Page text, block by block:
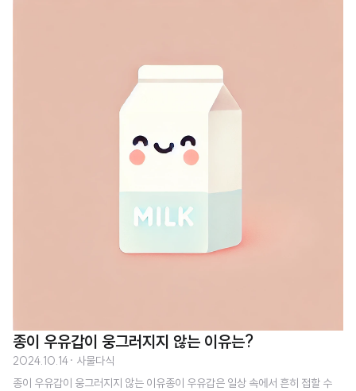
싯바늘의 모양은 단순해 보일 수 있지만, 물고기의 입 구조와 반응을 고려하여
복잡한 설계 과정을 거쳐야 합니다. 예를 들어, 특정 물고기의 입 크기와 물 때의
종이 우유갑이 웅그러지지 않는 이유는?
2024.10.14· 사물다식
종이 우유갑이 웅그러지지 않는 이유종이 우유갑은 일상 속에서 흔히 접할 수